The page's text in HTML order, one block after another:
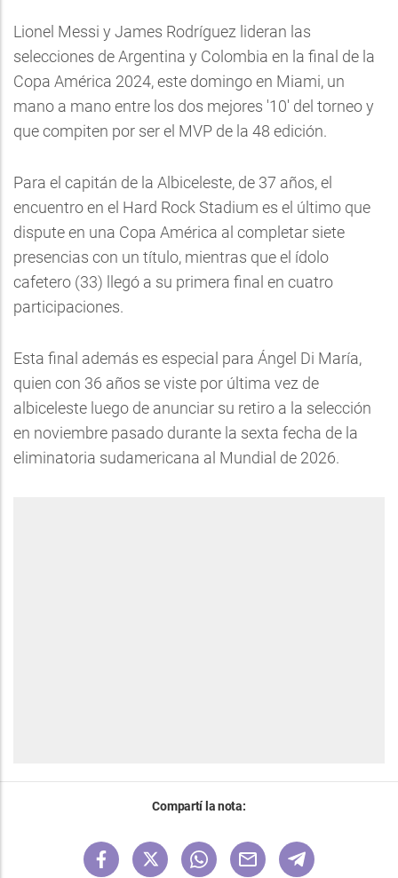
Lionel Messi y James Rodríguez lideran las
selecciones de Argentina y Colombia en la final de la
Copa América 2024, este domingo en Miami, un
mano a mano entre los dos mejores '10' del torneo y
que compiten por ser el MVP de la 48 edición.
Para el capitán de la Albiceleste, de 37 años, el
encuentro en el Hard Rock Stadium es el último que
dispute en una Copa América al completar siete
presencias con un título, mientras que el ídolo
cafetero (33) llegó a su primera final en cuatro
participaciones.
Esta final además es especial para Ángel Di María,
quien con 36 años se viste por última vez de
albiceleste luego de anunciar su retiro a la selección
en noviembre pasado durante la sexta fecha de la
eliminatoria sudamericana al Mundial de 2026.
Compartí la nota: